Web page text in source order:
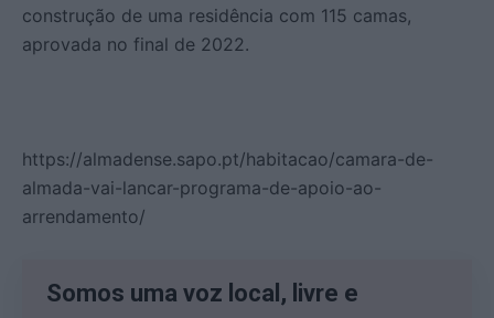
construção de uma residência com 115 camas,
aprovada no final de 2022.
https://almadense.sapo.pt/habitacao/camara-de-
almada-vai-lancar-programa-de-apoio-ao-
arrendamento/
Somos uma voz local, livre e